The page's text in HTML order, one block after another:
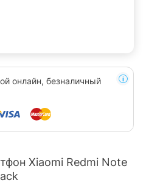
онлайн, безналичный
Xiaomi Redmi Note